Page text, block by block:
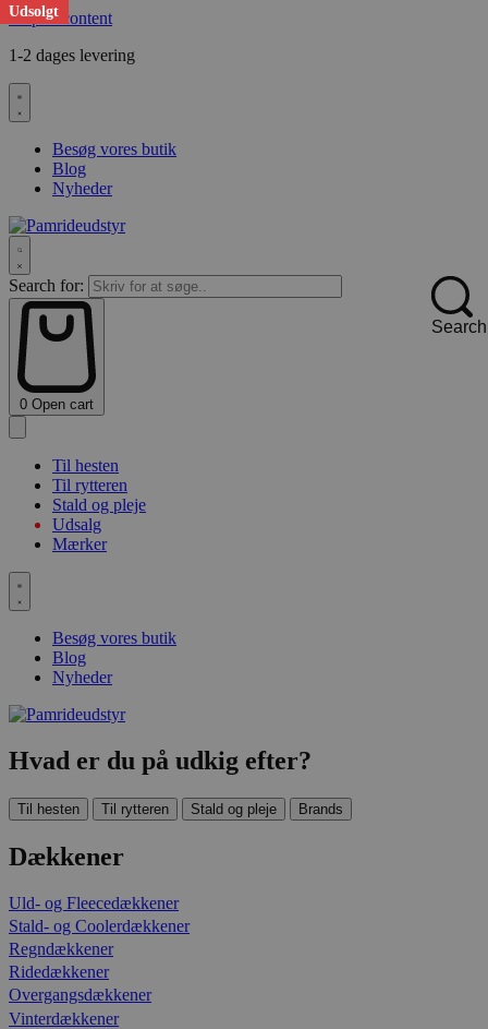
Skip to content
1-2 dages levering
Besøg vores butik
Blog
Nyheder
Search for:
Search
0 Open cart
Til hesten
Til rytteren
Stald og pleje
Udsalg
Mærker
Besøg vores butik
Blog
Nyheder
Hvad er du på udkig efter?
Til hesten Til rytteren Stald og pleje Brands
Dækkener
Uld- og Fleecedækkener
Stald- og Coolerdækkener
Regndækkener
Ridedækkener
Overgangsdækkener
Vinterdækkener
Udsolgt